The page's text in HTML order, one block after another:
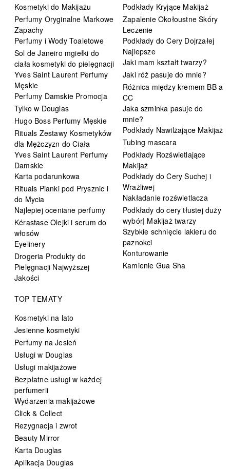
Kosmetyki do Makijażu
Perfumy Oryginalne Markowe
Zapachy
Perfumy i Wody Toaletowe
Sol de Janeiro mgiełki do
ciała kosmetyki do pielęgnacji
Yves Saint Laurent Perfumy
Męskie
Perfumy Damskie Promocja
Tylko w Douglas
Hugo Boss Perfumy Męskie
Rituals Zestawy Kosmetyków
dla Mężczyzn do Ciała
Yves Saint Laurent Perfumy
Damskie
Karta podarunkowa
Rituals Pianki pod Prysznic i
do Mycia
Najlepiej oceniane perfumy
Kérastase Olejki i serum do
włosów
Eyelinery
Drogeria Produkty do
Pielęgnacji Najwyższej
Jakości
Podkłady Kryjące Makijaż
Zapalenie Okołoustne Skóry
Leczenie
Podkłady do Cery Dojrzałej
Najlepsze
Jaki mam kształt twarzy?
Jaki róż pasuje do mnie?
Różnica między kremem BB a
CC
Jaka szminka pasuje do
mnie?
Podkłady Nawilżające Makijaż
Tubing mascara
Podkłady Rozświetlające
Makijaż
Podkłady do Cery Suchej i
Wrażliwej
Nakładanie rozświetlacza
Podkłady do cery tłustej duży
wybór| Makijaż twarzy
Szybkie schnięcie lakieru do
paznokci
Konturowanie
Kamienie Gua Sha
TOP TEMATY
Kosmetyki na lato
Jesienne kosmetyki
Perfumy na Jesień
Usługi w Douglas
Usługi makijażowe
Bezpłatne usługi w każdej
perfumerii
Wydarzenia makijażowe
Click & Collect
Rezygnacja i zwrot
Beauty Mirror
Karta Douglas
Aplikacja Douglas